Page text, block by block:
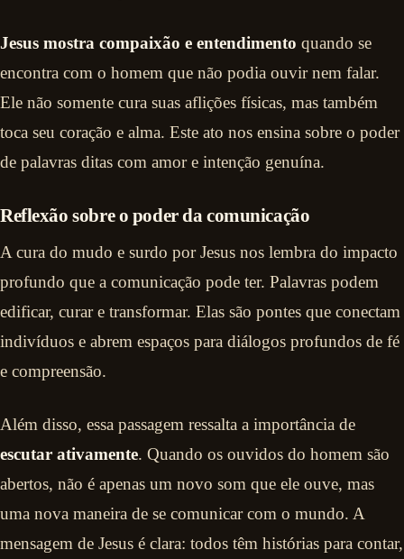
Jesus mostra compaixão e entendimento quando se
encontra com o homem que não podia ouvir nem falar.
Ele não somente cura suas aflições físicas, mas também
toca seu coração e alma. Este ato nos ensina sobre o poder
de palavras ditas com amor e intenção genuína.
Reflexão sobre o poder da comunicação
A cura do mudo e surdo por Jesus nos lembra do impacto
profundo que a comunicação pode ter. Palavras podem
edificar, curar e transformar. Elas são pontes que conectam
indivíduos e abrem espaços para diálogos profundos de fé
e compreensão.
Além disso, essa passagem ressalta a importância de
escutar ativamente. Quando os ouvidos do homem são
abertos, não é apenas um novo som que ele ouve, mas
uma nova maneira de se comunicar com o mundo. A
mensagem de Jesus é clara: todos têm histórias para contar,